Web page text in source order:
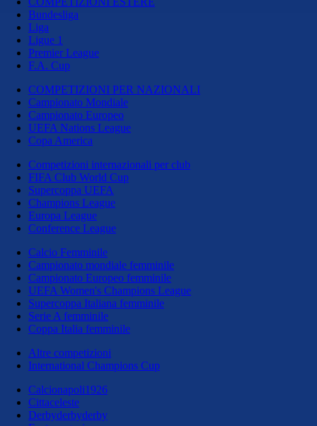
Bundesliga
Liga
Ligue 1
Premier League
F.A. Cup
COMPETIZIONI PER NAZIONALI
Campionato Mondiale
Campionato Europeo
UEFA Nations League
Copa America
Competizioni internazionali per club
FIFA Club World Cup
Supercoppa UEFA
Champions League
Europa League
Conference League
Calcio Femminile
Campionato mondiale femminile
Campionato Europeo femminile
UEFA Women's Champions League
Supercoppa Italiana femminile
Serie A femminile
Coppa Italia femminile
Altre competizioni
International Champions Cup
Calcionapoli1926
Cittaceleste
Derbyderbyderby